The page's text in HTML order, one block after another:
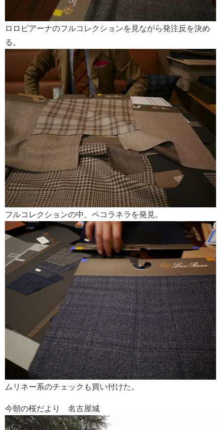
ロロピアーナのフルコレクションを見ながら発注反を決め
る。
フルコレクションの中、ペコラネラを発見。
ムリネー系のチェックも買い付けた。
今朝の桜だより 名古屋城